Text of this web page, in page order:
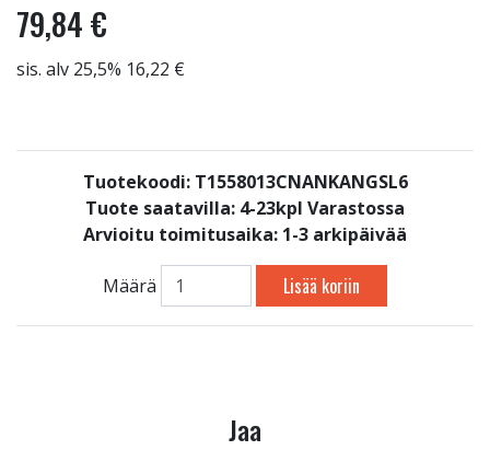
79,84 €
sis. alv 25,5% 16,22 €
Tuotekoodi: T1558013CNANKANGSL6
Tuote saatavilla: 4-23kpl Varastossa
Arvioitu toimitusaika: 1-3 arkipäivää
Määrä Lisää koriin
Jaa